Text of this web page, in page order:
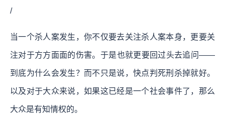
/
当一个杀人案发生，你不仅要去关注杀人案本身，更要关
注对于方方面面的伤害。于是也就更要回过头去追问——
到底为什么会发生？而不只是说，快点判死刑杀掉就好。
以及对于大众来说，如果这已经是一个社会事件了，那么
大众是有知情权的。